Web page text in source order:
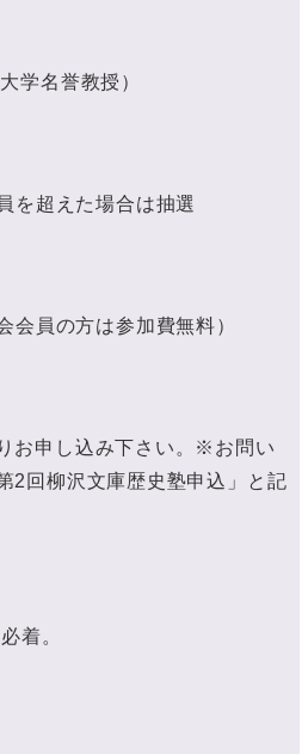
名誉教授）
を超えた場合は抽選
会員の方は参加費無料）
お申し込み下さい。※お問い
2回柳沢文庫歴史塾申込」と記
着。